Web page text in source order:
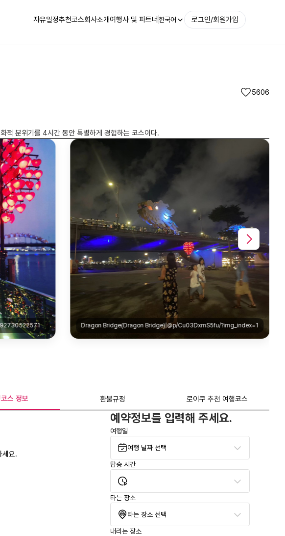
자유일정추천코스회사소개여행사 및 파트너 한국어 로그인/회원가입
5606
적 분위기를 4시간 동안 특별하게 경험하는 코스이다.
?img_index=1
스 정보 환불규정 로이쿠 추천 여행코스
세요.
예약정보를 입력해 주세요.
여행일
여행 날짜 선택
탑승 시간
타는 장소
타는 장소 선택
내리는 장소